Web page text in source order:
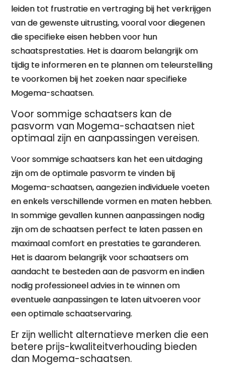
leiden tot frustratie en vertraging bij het verkrijgen
van de gewenste uitrusting, vooral voor diegenen
die specifieke eisen hebben voor hun
schaatsprestaties. Het is daarom belangrijk om
tijdig te informeren en te plannen om teleurstelling
te voorkomen bij het zoeken naar specifieke
Mogema-schaatsen.
Voor sommige schaatsers kan de
pasvorm van Mogema-schaatsen niet
optimaal zijn en aanpassingen vereisen.
Voor sommige schaatsers kan het een uitdaging
zijn om de optimale pasvorm te vinden bij
Mogema-schaatsen, aangezien individuele voeten
en enkels verschillende vormen en maten hebben.
In sommige gevallen kunnen aanpassingen nodig
zijn om de schaatsen perfect te laten passen en
maximaal comfort en prestaties te garanderen.
Het is daarom belangrijk voor schaatsers om
aandacht te besteden aan de pasvorm en indien
nodig professioneel advies in te winnen om
eventuele aanpassingen te laten uitvoeren voor
een optimale schaatservaring.
Er zijn wellicht alternatieve merken die een
betere prijs-kwaliteitverhouding bieden
dan Mogema-schaatsen.